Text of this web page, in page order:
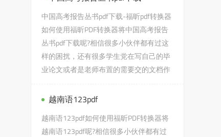
中国高考报告丛书pdf下载-福昕pdf转换器
如何使用福昕PDF转换器将中国高考报告
丛书pdf下载呢?相信很多小伙伴都有过这
样的困扰，还有很多学生党在写自己的毕
业论文或者是老师布置的需要交的文档作
越南语123pdf
越南语123pdf如何使用福昕PDF转换器将
越南语123pdf呢?相信很多小伙伴都有过